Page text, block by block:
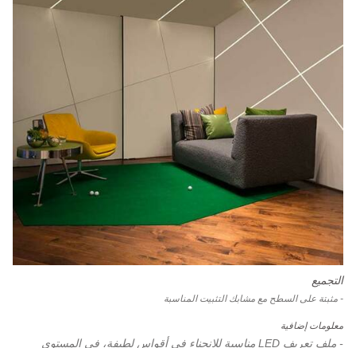
التجميع
- مثبتة على السطح مع مشابك التثبيت المناسبة
معلومات إضافية
- ملف تعريف LED مناسبة للانحناء في أقواس لطيفة، في المستوى